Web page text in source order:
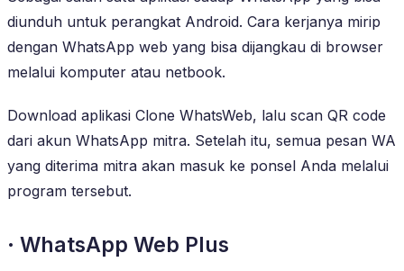
diunduh untuk perangkat Android. Cara kerjanya mirip
dengan WhatsApp web yang bisa dijangkau di browser
melalui komputer atau netbook.
Download aplikasi Clone WhatsWeb, lalu scan QR code
dari akun WhatsApp mitra. Setelah itu, semua pesan WA
yang diterima mitra akan masuk ke ponsel Anda melalui
program tersebut.
· WhatsApp Web Plus